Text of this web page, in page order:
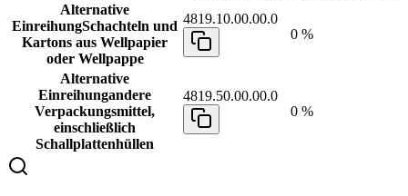
Alternative
EinreihungSchachteln und
Kartons aus Wellpapier
oder Wellpappe
4819.10.00.00.0
0 %
Alternative
Einreihungandere
Verpackungsmittel,
einschließlich
Schallplattenhüllen
4819.50.00.00.0
0 %